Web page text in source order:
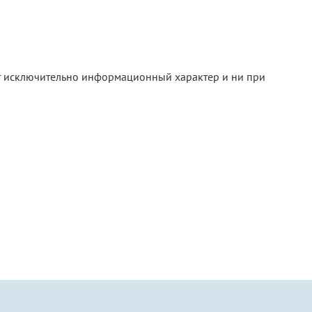
исключительно информационный характер и ни при